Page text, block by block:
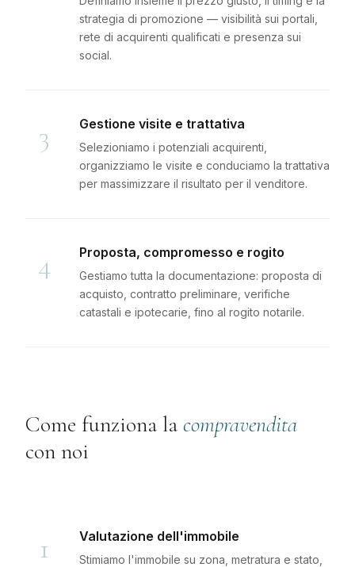
strategia di promozione — visibilità sui portali,
rete di acquirenti qualificati e presenza sui
social.
3 Gestione visite e trattativa
Selezioniamo i potenziali acquirenti,
organizziamo le visite e conduciamo la trattativa
per massimizzare il risultato per il venditore.
4 Proposta, compromesso e rogito
Gestiamo tutta la documentazione: proposta di
acquisto, contratto preliminare, verifiche
catastali e ipotecarie, fino al rogito notarile.
Come funziona lacompravendita
con noi
1 Valutazione dell'immobile
Stimiamo l'immobile su zona, metratura e stato,